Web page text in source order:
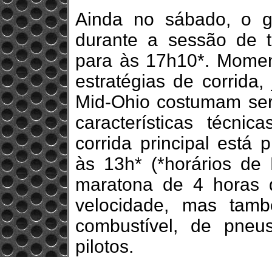
Ainda no sábado, o
durante a sessão de
para às 17h10*.
estratégias de
Mid-Ohio costumam
características
corrida principal está
às 13h* (*horários de
maratona de 4 horas
velocidade, mas
combustível, de
pilotos.